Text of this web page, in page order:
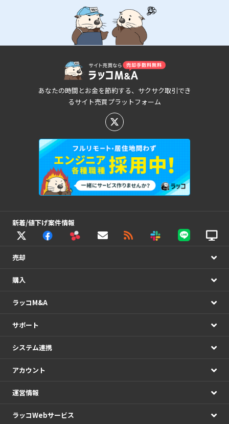
あなたの時間とお金を節約する、サクサク取引でき
るサイト売買プラットフォーム
新着/値下げ案件情報
売却
購入
ラッコM&A
サポート
システム連携
アカウント
運営情報
ラッコWebサービス